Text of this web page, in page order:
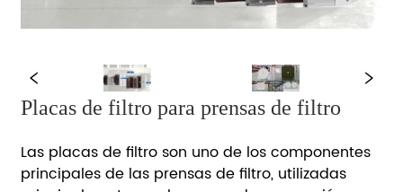
Placas de filtro para prensas de filtro